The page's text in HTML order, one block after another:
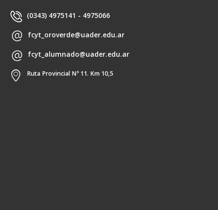
(0343) 4975141 - 4975066
fcyt_oroverde@uader.edu.ar
fcyt_alumnado@uader.edu.ar
Ruta Provincial Nº 11. Km 10,5